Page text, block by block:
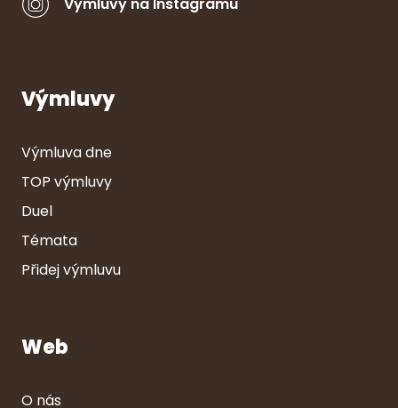
Výmluvy na Instagramu
Výmluvy
Výmluva dne
TOP výmluvy
Duel
Témata
Přidej výmluvu
Web
O nás